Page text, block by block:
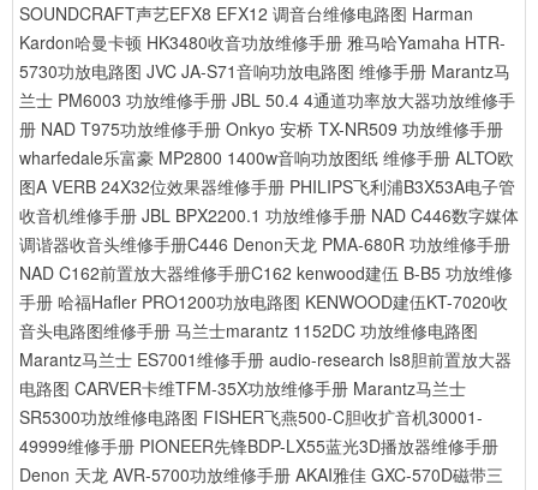
SOUNDCRAFT声艺EFX8 EFX12 调音台维修电路图 Harman
Kardon哈曼卡顿 HK3480收音功放维修手册 雅马哈Yamaha HTR-
5730功放电路图 JVC JA-S71音响功放电路图 维修手册 Marantz马
兰士 PM6003 功放维修手册 JBL 50.4 4通道功率放大器功放维修手
册 NAD T975功放维修手册 Onkyo 安桥 TX-NR509 功放维修手册
wharfedale乐富豪 MP2800 1400w音响功放图纸 维修手册 ALTO欧
图A VERB 24X32位效果器维修手册 PHILIPS飞利浦B3X53A电子管
收音机维修手册 JBL BPX2200.1 功放维修手册 NAD C446数字媒体
调谐器收音头维修手册C446 Denon天龙 PMA-680R 功放维修手册
NAD C162前置放大器维修手册C162 kenwood建伍 B-B5 功放维修
手册 哈福Hafler PRO1200功放电路图 KENWOOD建伍KT-7020收
音头电路图维修手册 马兰士marantz 1152DC 功放维修电路图
Marantz马兰士 ES7001维修手册 audio-research ls8胆前置放大器
电路图 CARVER卡维TFM-35X功放维修手册 Marantz马兰士
SR5300功放维修电路图 FISHER飞燕500-C胆收扩音机30001-
49999维修手册 PIONEER先锋BDP-LX55蓝光3D播放器维修手册
Denon 天龙 AVR-5700功放维修手册 AKAI雅佳 GXC-570D磁带三